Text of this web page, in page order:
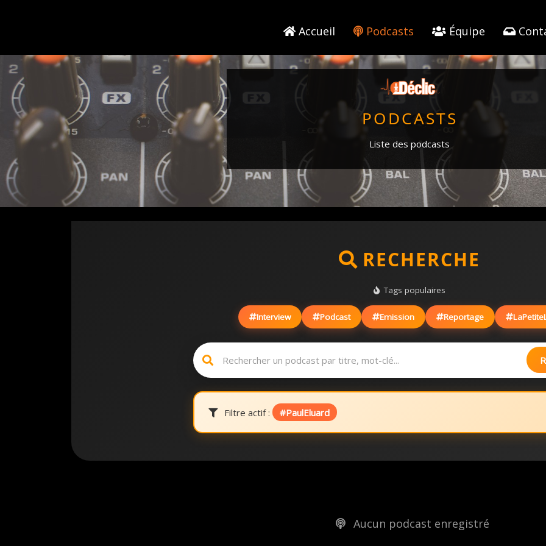
Accueil Podcasts Équipe
PODCASTS
Liste des podcasts
RECHERCHE
Tags populaires
Interview Podcast Emission Reportage
Filtre actif : #PaulEluard
Aucun podcast enregistré